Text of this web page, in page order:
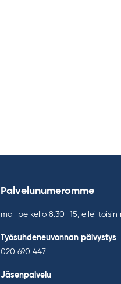
Palvelunumeromme
ma–pe kello 8.30–15, ellei toisin
Työsuhdeneuvonnan päivystys
020 690 447
Jäsenpalvelu